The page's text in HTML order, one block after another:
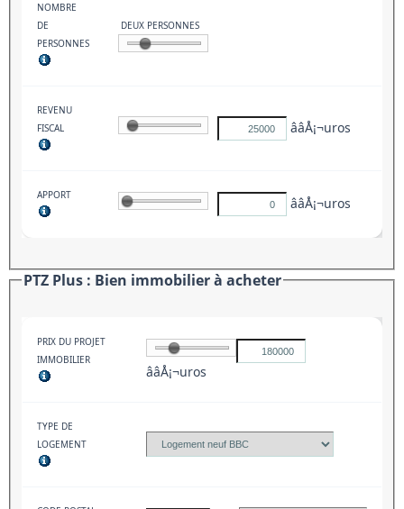
NOMBRE
DE
PERSONNES
DEUX PERSONNES
REVENU
FISCAL
ââÅ¡¬uros
APPORT ââÅ¡¬uros
PTZ Plus : Bien immobilier à acheter
PRIX DU PROJET
IMMOBILIER
ââÅ¡¬uros
TYPE DE
LOGEMENT